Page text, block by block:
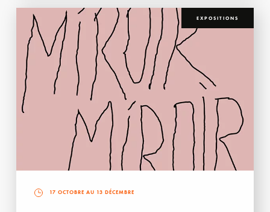
EXPOSITIONS
17 OCTOBRE AU 13 DÉCEMBRE